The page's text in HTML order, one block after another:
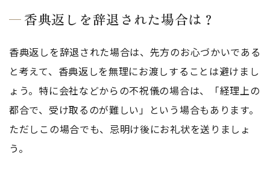
香典返しを辞退された場合は？
香典返しを辞退された場合は、先方のお心づかいである
と考えて、香典返しを無理にお渡しすることは避けまし
ょう。特に会社などからの不祝儀の場合は、「経理上の
都合で、受け取るのが難しい」という場合もあります。
ただしこの場合でも、忌明け後にお礼状を送りましょ
う。